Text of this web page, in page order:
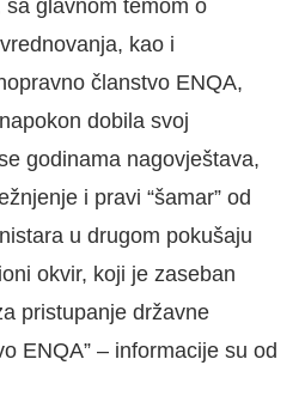
glavnom temom o
kao i
članstvo ENQA,
dobila svoj
godinama nagovještava,
i pravi “šamar” od
u drugom pokušaju
okvir, koji je zaseban
pristupanje državne
ENQA” – informacije su od